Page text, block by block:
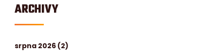
ARCHIVY
srpna 2026 (2)